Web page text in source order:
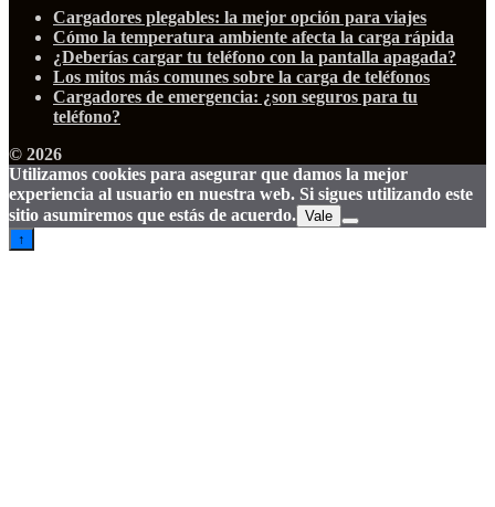
Cargadores plegables: la mejor opción para viajes
Cómo la temperatura ambiente afecta la carga rápida
¿Deberías cargar tu teléfono con la pantalla apagada?
Los mitos más comunes sobre la carga de teléfonos
Cargadores de emergencia: ¿son seguros para tu
teléfono?
© 2026
Utilizamos cookies para asegurar que damos la mejor
experiencia al usuario en nuestra web. Si sigues utilizando este
sitio asumiremos que estás de acuerdo. Vale
↑